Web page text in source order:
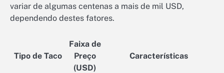
variar de algumas centenas a mais de mil USD,
dependendo destes fatores.
Tipo de Taco
Faixa de
Preço
(USD)
Características